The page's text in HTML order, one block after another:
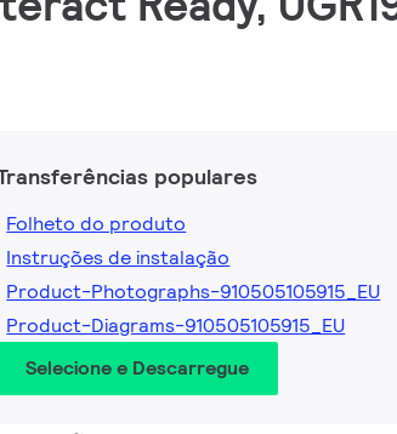
populares
Folheto do produto
Instruções de instalação
Product-Photographs-910505105915_EU
Product-Diagrams-910505105915_EU
Selecione e Descarregue